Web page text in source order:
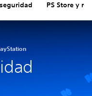
PS Store y